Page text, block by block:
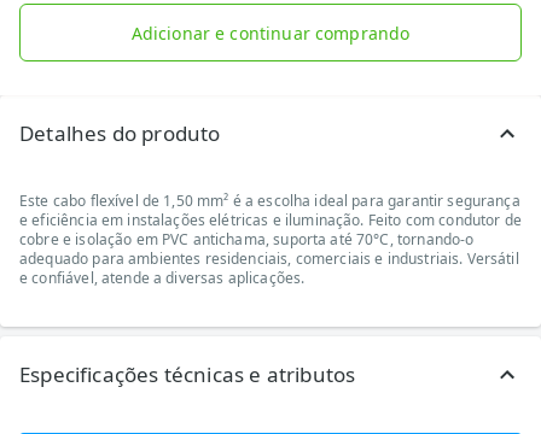
Adicionar e continuar comprando
Detalhes do produto
Este cabo flexível de 1,50 mm² é a escolha ideal para garantir segurança
e eficiência em instalações elétricas e iluminação. Feito com condutor de
cobre e isolação em PVC antichama, suporta até 70°C, tornando-o
adequado para ambientes residenciais, comerciais e industriais. Versátil
e confiável, atende a diversas aplicações.
Especificações técnicas e atributos